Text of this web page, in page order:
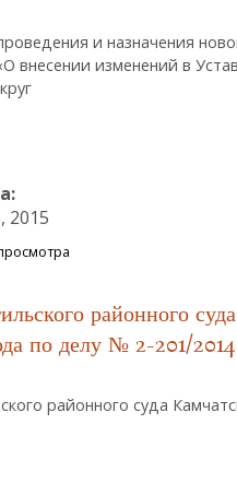
и назначения
внесении изменений в
2015
Срока Проведения И
районного
по делу № 2-201/2014
районного суда